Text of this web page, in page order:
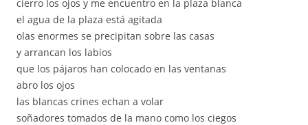
cierro los ojos y me encuentro en la plaza blanca
el agua de la plaza está agitada
olas enormes se precipitan sobre las casas
y arrancan los labios
que los pájaros han colocado en las ventanas
abro los ojos
las blancas crines echan a volar
soñadores tomados de la mano como los ciegos